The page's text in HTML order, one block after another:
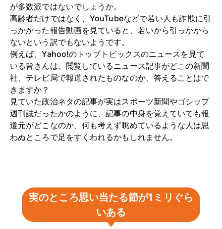
が多数派ではないでしょうか。
高齢者だけではなく、YouTubeなどで若い人も詐欺に引
っかかった報告動画を見ていると、若いから引っかから
ないという訳でもないようです。
例えば、Yahoo!のトップトピックスのニュースを見て
いる皆さんは、閲覧しているニュース記事がどこの新聞
社、テレビ局で報道されたものなのか、答えることはで
きますか？
見ていた政治ネタの記事が実はスポーツ新聞やゴシップ
週刊誌だったかのように、記事の中身を覚えていても報
道元がどこなのか、何も考えず眺めているような人は思
わぬところで足をすくわれるかもしれません。
実のところ思い当たる節が1ミリぐら
いある